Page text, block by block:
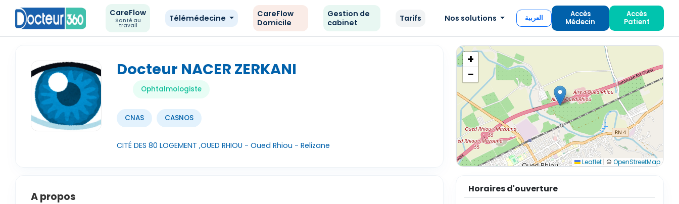
CareFlow
Santé au
travail
Télémédecine
CareFlow
Domicile
Gestion de
cabinet
Tarifs Nos solutions العربية
Accès
Médecin
Accès
Patient
Docteur NACER ZERKANI
Ophtalmologiste
CNAS CASNOS
CITÉ DES 80 LOGEMENT ,OUED RHIOU - Oued Rhiou - Relizane
+
−
Leaflet | © OpenStreetMap
A propos
Horaires d'ouverture